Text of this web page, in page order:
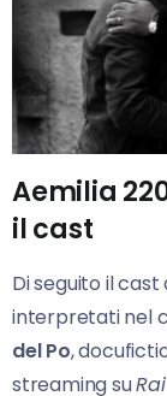
Aemilia
il cast
Di seguito il
interpretati nel
del Po,
streaming su